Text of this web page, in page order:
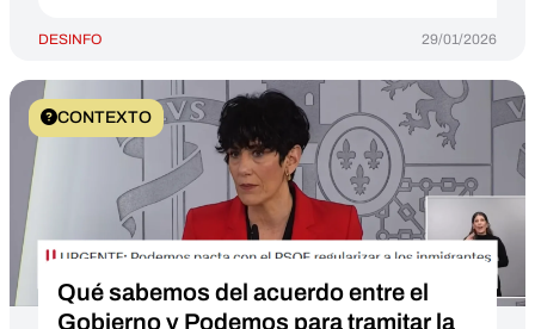
DESINFO 29/01/2026
CONTEXTO
Qué sabemos del acuerdo entre el
Gobierno y Podemos para tramitar la